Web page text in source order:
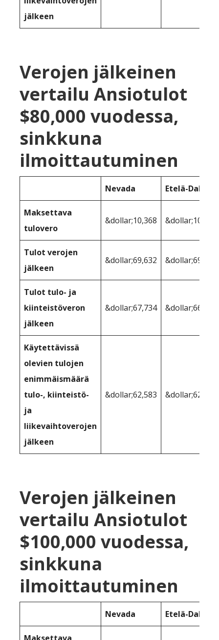
jälkeen
Verojen jälkeinen
vertailu Ansiotulot
$80,000 vuodessa,
sinkkuna
ilmoittautuminen
Nevada Etelä-Dakota
Maksettava
tulovero
&dollar;10,368 &dollar;10,368
Tulot verojen
jälkeen
&dollar;69,632 &dollar;69,632
Tulot tulo- ja
kiinteistöveron
jälkeen
&dollar;67,734 &dollar;66,575
Käytettävissä
olevien tulojen
enimmäismäärä
tulo-, kiinteistö-
ja
liikevaihtoverojen
jälkeen
&dollar;62,583 &dollar;62,570
Verojen jälkeinen
vertailu Ansiotulot
$100,000 vuodessa,
sinkkuna
ilmoittautuminen
Nevada Etelä-Dakota